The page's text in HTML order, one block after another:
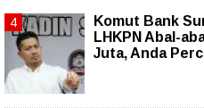
Komut Bank
LHKPN Abal-
Juta, Anda